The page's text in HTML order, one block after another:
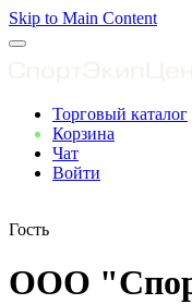
Skip to Main Content
Торговый каталог
Корзина
Чат
Войти
Гость
ООО